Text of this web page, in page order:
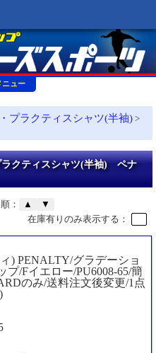
ニュー
プラクティスシャツ(半袖) >
クティスシャツ(半袖) ペナ
： ▲
▼
在庫有りのみ表示する：
) PENALTY/グラデーショ
プ/Fイエロー/PU6008-65/簡
のみ/送料注文後変更/1点